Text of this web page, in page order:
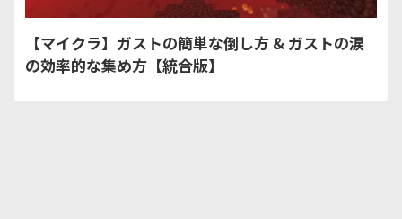
【マイクラ】ガストの簡単な倒し方 & ガストの涙
の効率的な集め方【統合版】